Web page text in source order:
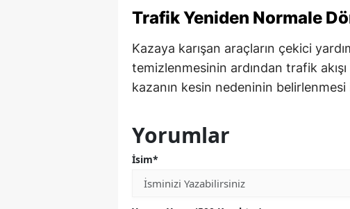
Trafik Yeniden Normale
Kazaya karışan araçların çekici
temizlenmesinin ardından trafik
kazanın kesin nedeninin belirlenmesi
Yorumlar
İsim*